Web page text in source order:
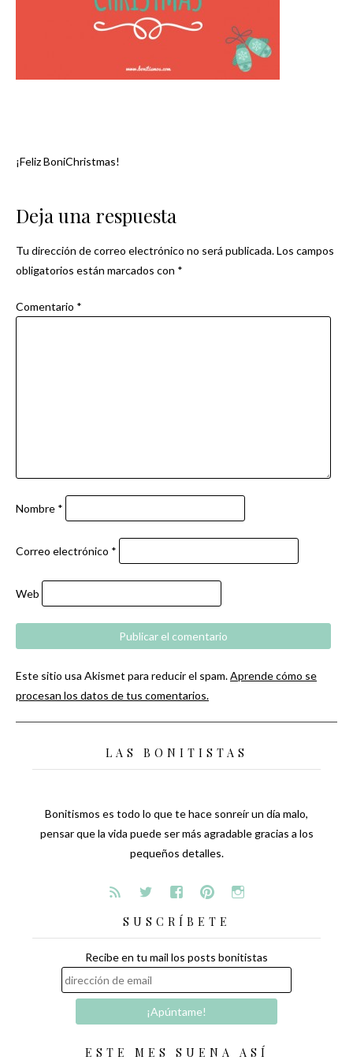
Navegación
de
entradas
¡Feliz BoniChristmas!
Deja una respuesta
Tu dirección de correo electrónico no será publicada.Los campos
obligatorios están marcados con *
Comentario *
Nombre *
Correo electrónico *
Web
Este sitio usa Akismet para reducir el spam.Aprende cómo se
procesan los datos de tus comentarios.
LAS BONITISTAS
Bonitismos es todo lo que te hace sonreír un día malo,
pensar que la vida puede ser más agradable gracias a los
pequeños detalles.
SUSCRÍBETE
Recibe en tu mail los posts bonitistas
ESTE MES SUENA ASÍ